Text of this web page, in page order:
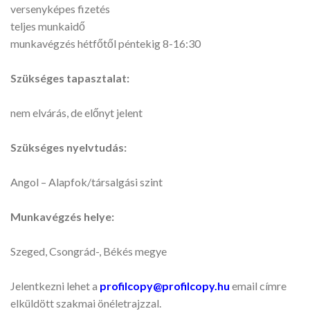
versenyképes fizetés
teljes munkaidő
munkavégzés hétfőtől péntekig 8-16:30
Szükséges tapasztalat:
nem elvárás, de előnyt jelent
Szükséges nyelvtudás:
Angol – Alapfok/társalgási szint
Munkavégzés helye:
Szeged, Csongrád-, Békés megye
Jelentkezni lehet a profilcopy@profilcopy.hu email címre
elküldött szakmai önéletrajzzal.